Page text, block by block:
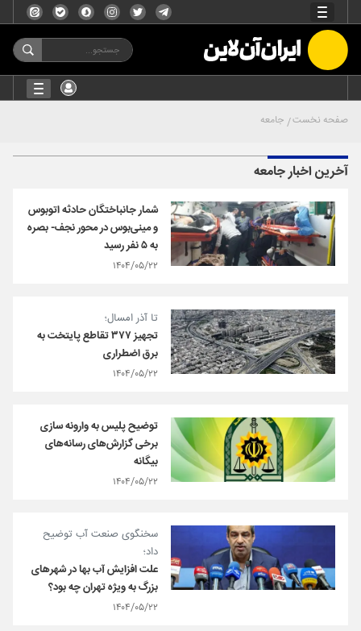
صفحه نخست جامعه
آخرین اخبار جامعه
شمار جانباختگان حادثه اتوبوس
و مینی‌بوس در محور نجف- بصره
به ۵ نفر رسید
۱۴۰۴/۰۵/۲۲
تا آذر امسال؛
تجهیز ۳۷۷ تقاطع پایتخت به
برق اضطراری
۱۴۰۴/۰۵/۲۲
توضیح پلیس به وارونه سازی
برخی گزارش‌های رسانه‌های
بیگانه
۱۴۰۴/۰۵/۲۲
سخنگوی صنعت آب توضیح
داد؛
علت افزایش آب بها در شهرهای
بزرگ به ویژه تهران چه بود؟
۱۴۰۴/۰۵/۲۲